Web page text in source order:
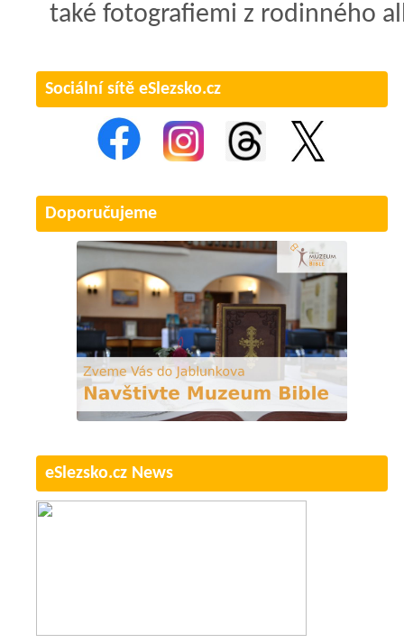
také fotografiemi z rodinného
Sociální sítě eSlezsko.cz
Doporučujeme
eSlezsko.cz News